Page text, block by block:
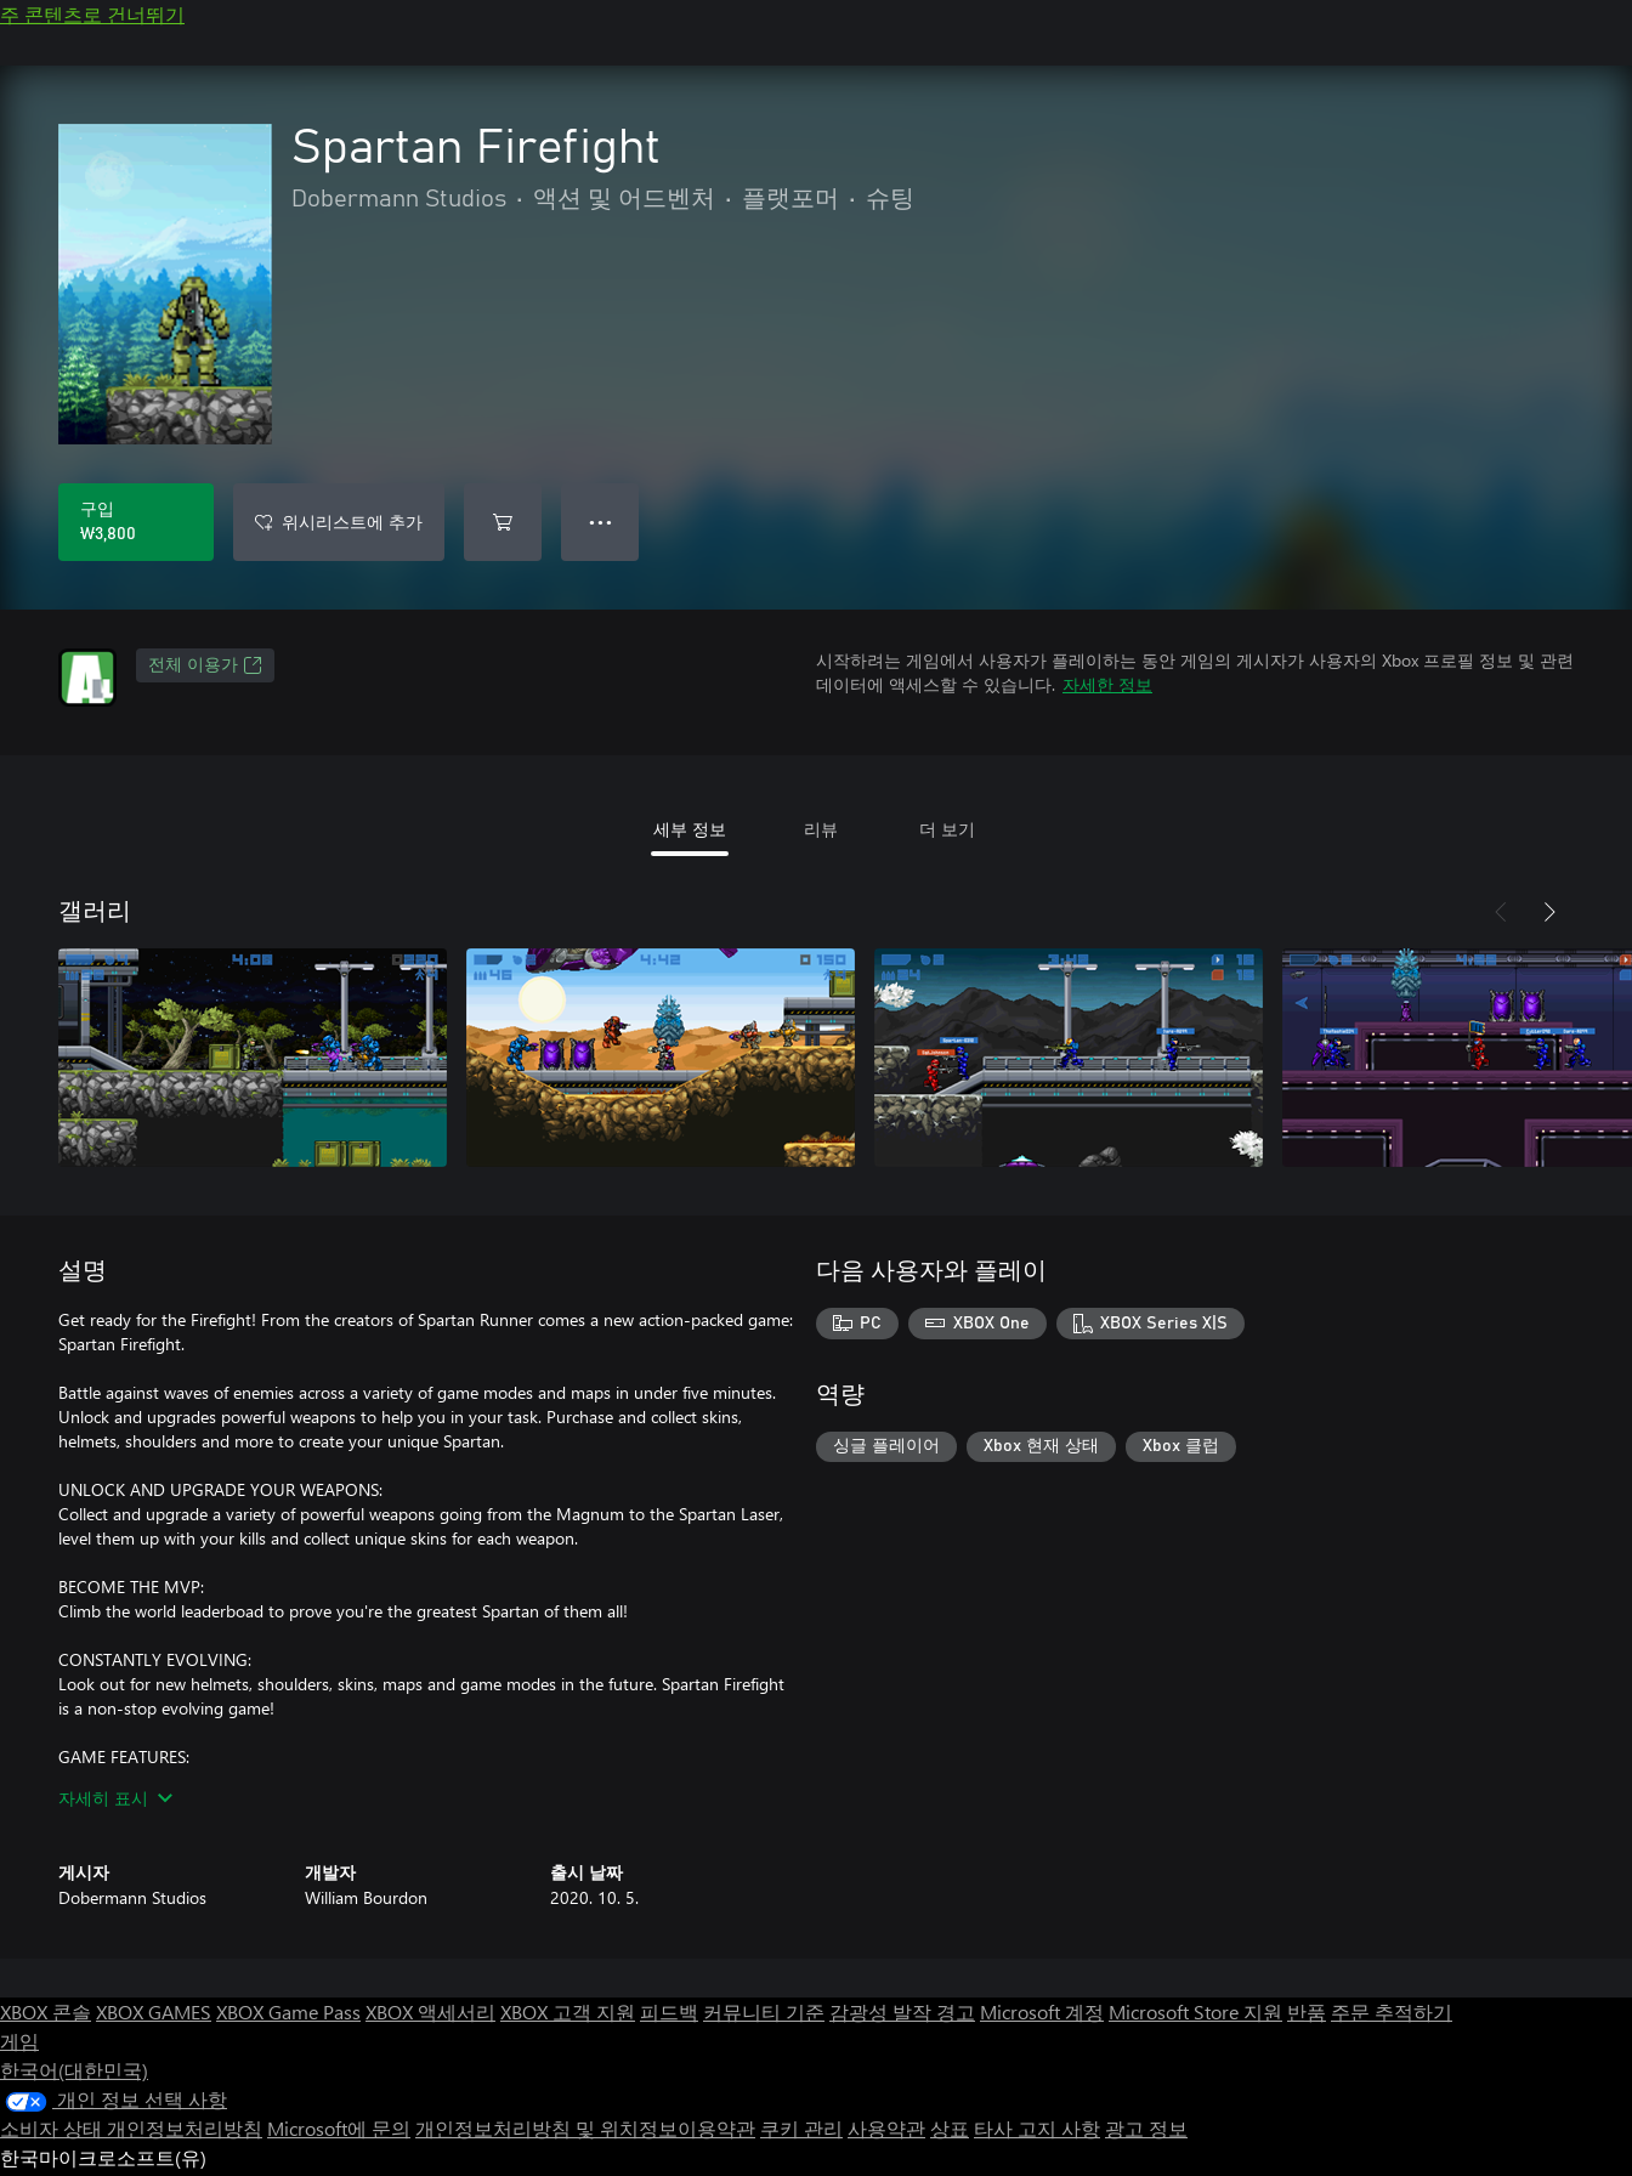
주 콘텐츠로 건너뛰기
Spartan Firefight
Dobermann Studios • 액션 및 어드벤처 • 플랫포머 • 슈팅
구입
₩3,800
위시리스트에 추가 ● ● ●
전체 이용가
시작하려는 게임에서 사용자가 플레이하는 동안 게임의 게시자가 사용자의 Xbox 프로필 정보 및 관련
데이터에 액세스할 수 있습니다. 자세한 정보
세부 정보 리뷰 더 보기
갤러리
설명
Get ready for the Firefight! From the creators of Spartan Runner comes a new action-packed game:
Spartan Firefight.
Battle against waves of enemies across a variety of game modes and maps in under five minutes.
Unlock and upgrades powerful weapons to help you in your task. Purchase and collect skins,
helmets, shoulders and more to create your unique Spartan.
UNLOCK AND UPGRADE YOUR WEAPONS:
Collect and upgrade a variety of powerful weapons going from the Magnum to the Spartan Laser,
level them up with your kills and collect unique skins for each weapon.
BECOME THE MVP:
Climb the world leaderboad to prove you're the greatest Spartan of them all!
CONSTANTLY EVOLVING:
Look out for new helmets, shoulders, skins, maps and game modes in the future. Spartan Firefight
is a non-stop evolving game!
GAME FEATURES:
* Various game modes to master
* New challenges every day
* Climb to the top of the leaderboard
Get ready and join the fight now, Spartan!
자세히 표시
게시자
Dobermann Studios
개발자
William Bourdon
출시 날짜
2020. 10. 5.
다음 사용자와 플레이
PC XBOX One XBOX Series X|S
역량
싱글 플레이어 Xbox 현재 상태 Xbox 클럽
XBOX 콘솔 XBOX GAMES XBOX Game Pass XBOX 액세서리 XBOX 고객 지원 피드백 커뮤니티 기준 감광성 발작 경고 Microsoft 계정 Microsoft Store 지원 반품 주문 추적하기
게임
한국어(대한민국)
개인 정보 선택 사항
소비자 상태 개인정보처리방침 Microsoft에 문의 개인정보처리방침 및 위치정보이용약관 쿠키 관리 사용약관 상표 타사 고지 사항 광고 정보
한국마이크로소프트(유)